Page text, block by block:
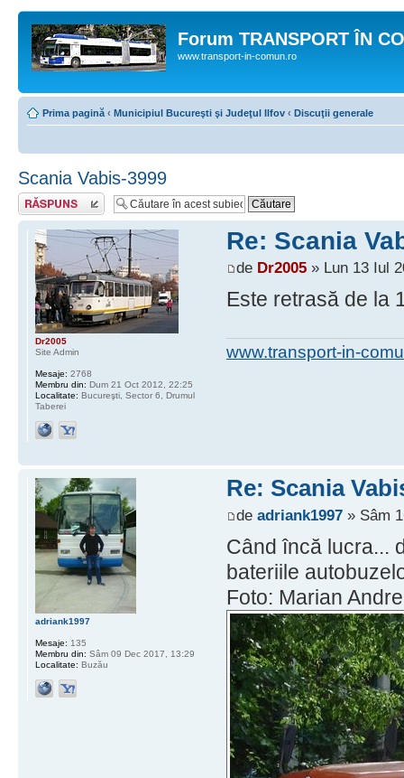
Forum TRANSPORT ÎN
www.transport-in-comun.ro
Prima pagină ‹ Municipiul Bucureşti şi Judeţul Ilfov ‹ Discuţii generale
Scania Vabis-3999
Răspunde
Re: Scania
de Dr2005» Lun 13 Iul
Este retrasă de la
www.transport-in-
Dr2005
Site Admin
Mesaje: 2768
Membru din: Dum 21 Oct 2012, 22:25
Localitate: Bucureşti, Sector 6, Drumul
Taberei
Re: Scania
de adriank1997» Sâm
Când încă lucra...
bateriile
Foto: Marian
adriank1997
Mesaje: 135
Membru din: Sâm 09 Dec 2017, 13:29
Localitate: Buzău